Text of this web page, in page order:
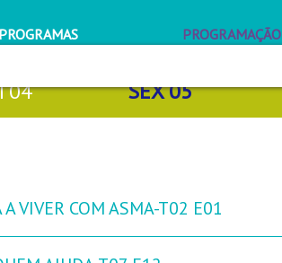
PROGRAMAS PROGRAMAÇÃO
04 SEX05
A VIVER COM ASMA-T02 E01